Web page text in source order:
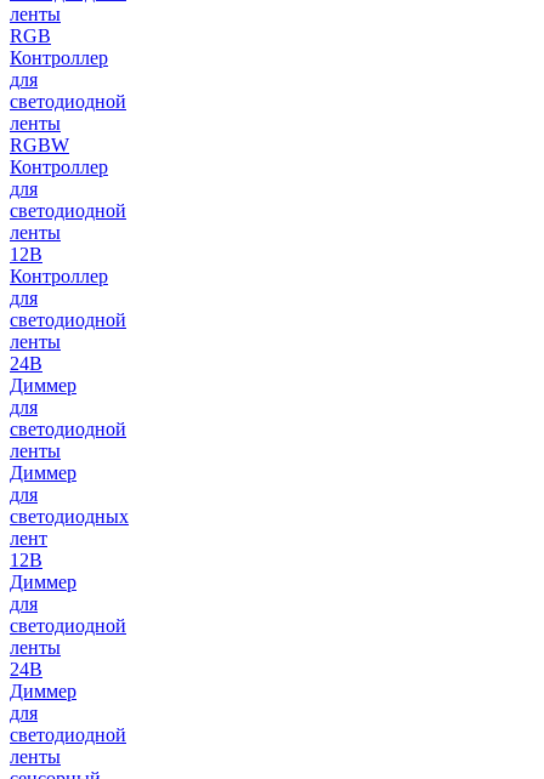
ленты
RGB
Контроллер
для
светодиодной
ленты
RGBW
Контроллер
для
светодиодной
ленты
12В
Контроллер
для
светодиодной
ленты
24В
Диммер
для
светодиодной
ленты
Диммер
для
светодиодных
лент
12В
Диммер
для
светодиодной
ленты
24В
Диммер
для
светодиодной
ленты